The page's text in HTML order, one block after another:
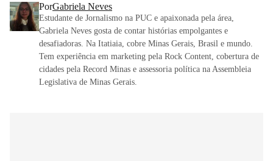
PorGabriela Neves
Estudante de Jornalismo na PUC e apaixonada pela área,
Gabriela Neves gosta de contar histórias empolgantes e
desafiadoras. Na Itatiaia, cobre Minas Gerais, Brasil e mundo.
Tem experiência em marketing pela Rock Content, cobertura de
cidades pela Record Minas e assessoria política na Assembleia
Legislativa de Minas Gerais.